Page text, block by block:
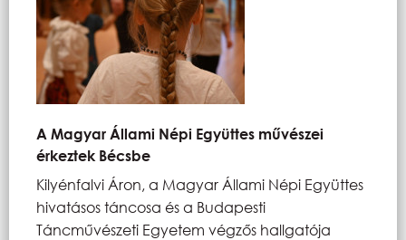
A Magyar Állami Népi Együttes művészei
érkeztek Bécsbe
Kilyénfalvi Áron, a Magyar Állami Népi Együttes
hivatásos táncosa és a Budapesti
Táncművészeti Egyetem végzős hallgatója